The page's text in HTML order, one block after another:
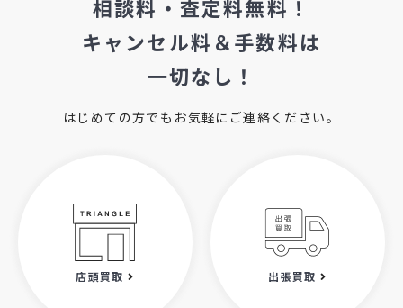
相談料・査定料無料！
キャンセル料＆手数料は
一切なし！
はじめての方でもお気軽にご連絡ください。
店頭買取 出張買取